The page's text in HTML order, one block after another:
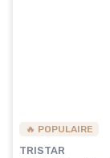
🔥 POPULAIRE
TRISTAR